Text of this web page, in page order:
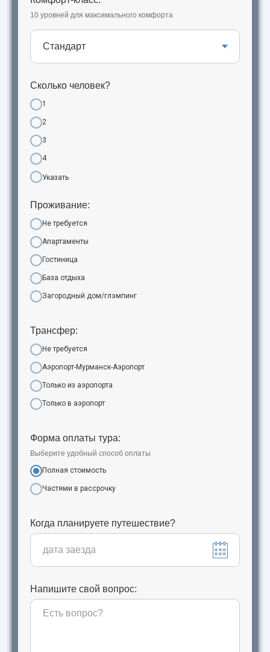
10 уровней для максимального комфорта
Сколько человек?
1
2
3
4
Указать
Проживание:
Не требуется
Апартаменты
Гостиница
База отдыха
Загородный дом/глэмпинг
Трансфер:
Не требуется
Аэропорт-Мурманск-Аэропорт
Только из аэропорта
Только в аэропорт
Форма оплаты тура:
Выберите удобный способ оплаты
Полная стоимость
Частями в рассрочку
Когда планируете путешествие?
Напишите свой вопрос: